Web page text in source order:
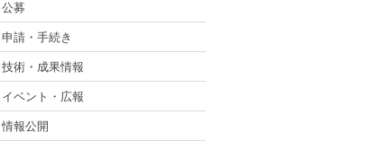
公募
申請・手続き
技術・成果情報
イベント・広報
情報公開